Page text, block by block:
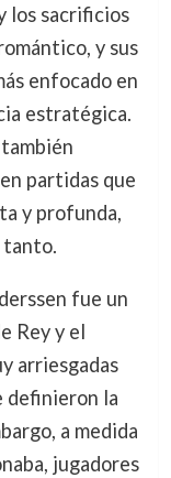
los sacrificios
y sus
enfocado en
estratégica.
partidas que
y profunda,
tanto.
fue un
Rey y el
arriesgadas
definieron la
a medida
jugadores